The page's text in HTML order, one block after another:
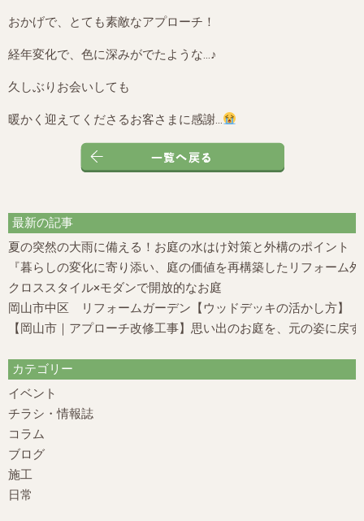
おかげで、とても素敵なアプローチ！
経年変化で、色に深みがでたような…♪
久しぶりお会いしても
暖かく迎えてくださるお客さまに感謝…
最新の記事
夏の突然の大雨に備える！お庭の水はけ対策と外構のポイント
『暮らしの変化に寄り添い、庭の価値を再構築したリフォーム
クロススタイル×モダンで開放的なお庭
岡山市中区 リフォームガーデン【ウッドデッキの活かし方】
【岡山市｜アプローチ改修工事】思い出のお庭を、元の姿に戻
カテゴリー
イベント
チラシ・情報誌
コラム
ブログ
施工
日常